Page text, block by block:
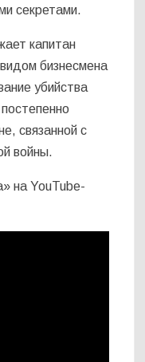
секретами.
капитан
бизнесмена
убийства
связанной с
войны.
на YouTube-